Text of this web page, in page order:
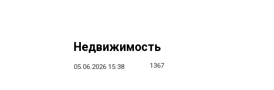
Недвижимость
05.06.2026 15:38 1367